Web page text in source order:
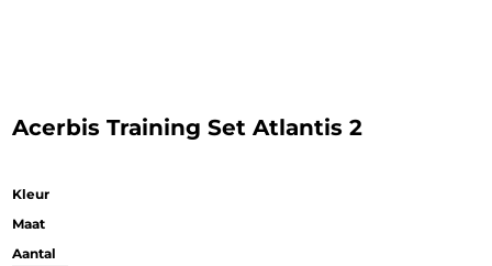
Acerbis Training Set Atlantis 2
Kleur
Maat
Aantal